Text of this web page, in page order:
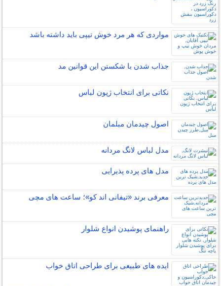
مواردی که هر مرد خوش تیپی باید داشته باشد
جذاب شدن با شکستن این قوانین مد
نکاتی برای انتخاب ژپون لباس
اصول چیدمان مبلمان
مدل لباس لانگ مردانه
مدل های پرده پذیرایی
معرفی برند «تیفانی اند کو»؛ ساعت های مچی
راهنمای پوشیدن انواع شلوار
ایده های طبیعی برای طراحی اتاق خواب